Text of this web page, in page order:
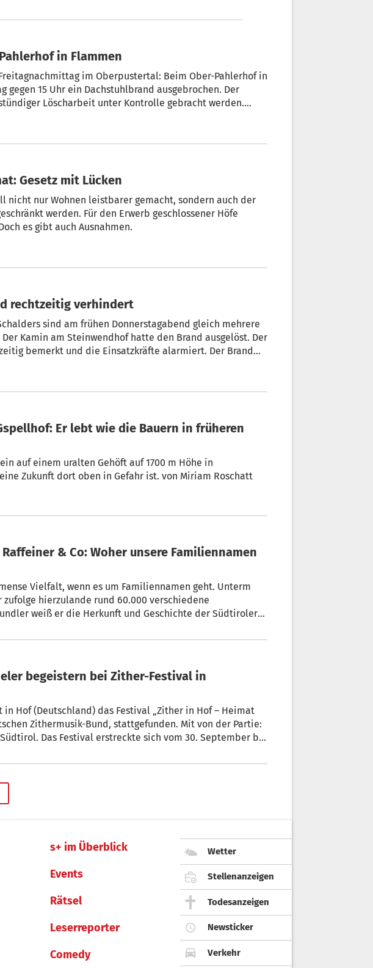
in Flammen
im Oberpustertal: Beim Ober-Pahlerhof in
15 Uhr ein Dachstuhlbrand ausgebrochen. Der
Löscharbeit unter Kontrolle gebracht werden.
Gesetz mit Lücken
nicht nur Wohnen leistbarer gemacht, sondern auch der
werden. Für den Erwerb geschlossener Höfe
Doch es gibt auch Ausnahmen.
rechtzeitig verhindert
sind am frühen Donnerstagabend gleich mehrere
Kamin am Steinwendhof hatte den Brand ausgelöst. Der
bemerkt und die Einsatzkräfte alarmiert. Der Brand
auf einem uralten Gehöft auf 1700 m Höhe in
Hinterpasseier. Warum jetzt seine Zukunft dort oben in Gefahr ist. von Miriam Roschatt
Vielfalt, wenn es um Familiennamen geht. Unterm
zufolge hierzulande rund 60.000 verschiedene
weiß er die Herkunft und Geschichte der Südtiroler
in Hof (Deutschland) das Festival „Zither in Hof – Heimat
Zithermusik-Bund, stattgefunden. Mit von der Partie:
Das Festival erstreckte sich vom 30. September bis
grenzenlosen Vielfalt kennenzulernen. Dabei
s+ im Überblick
Events
Rätsel
Leserreporter
Comedy
Wetter
Stellenanzeigen
Todesanzeigen
Newsticker
Verkehr